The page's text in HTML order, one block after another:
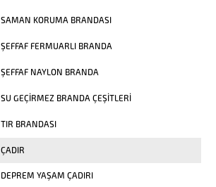
SAMAN KORUMA BRANDASI
ŞEFFAF FERMUARLI BRANDA
ŞEFFAF NAYLON BRANDA
SU GEÇIRMEZ BRANDA ÇEŞITLERI
TIR BRANDASI
ÇADIR
DEPREM YAŞAM ÇADIRI